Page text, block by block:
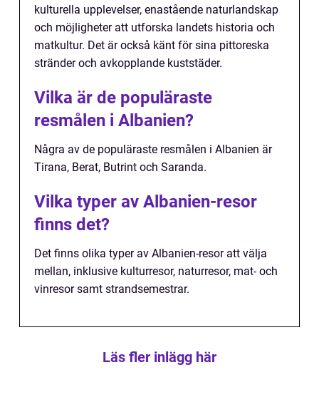
kulturella upplevelser, enastående naturlandskap
och möjligheter att utforska landets historia och
matkultur. Det är också känt för sina pittoreska
stränder och avkopplande kuststäder.
Vilka är de populäraste
resmålen i Albanien?
Några av de populäraste resmålen i Albanien är
Tirana, Berat, Butrint och Saranda.
Vilka typer av Albanien-resor
finns det?
Det finns olika typer av Albanien-resor att välja
mellan, inklusive kulturresor, naturresor, mat- och
vinresor samt strandsemestrar.
Läs fler inlägg här